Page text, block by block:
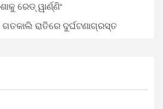
ରେଡ୍ ୱାର୍ଣ୍ଣିଂ
ରାତିରେ ଦୁର୍ଘଟଣାଗ୍ରସ୍ତ